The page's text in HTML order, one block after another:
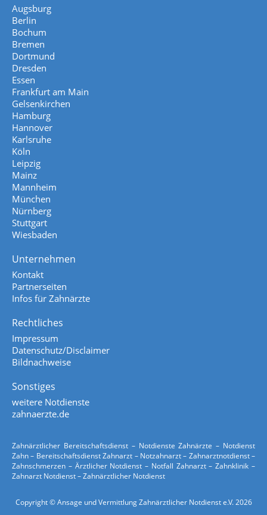
Augsburg
Berlin
Bochum
Bremen
Dortmund
Dresden
Essen
Frankfurt am Main
Gelsenkirchen
Hamburg
Hannover
Karlsruhe
Köln
Leipzig
Mainz
Mannheim
München
Nürnberg
Stuttgart
Wiesbaden
Unternehmen
Kontakt
Partnerseiten
Infos für Zahnärzte
Rechtliches
Impressum
Datenschutz/Disclaimer
Bildnachweise
Sonstiges
weitere Notdienste
zahnaerzte.de
Zahnärztlicher Bereitschaftsdienst – Notdienste Zahnärzte – Notdienst
Zahn – Bereitschaftsdienst Zahnarzt – Notzahnarzt – Zahnarztnotdienst –
Zahnschmerzen – Ärztlicher Notdienst – Notfall Zahnarzt – Zahnklinik –
Zahnarzt Notdienst – Zahnärztlicher Notdienst
Copyright © Ansage und Vermittlung Zahnärztlicher Notdienst e.V. 2026